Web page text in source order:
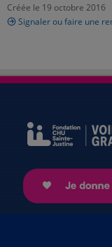
Créée le 19 octobre 2016
Signaler ou faire une